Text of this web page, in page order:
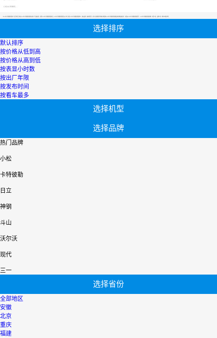
【2018年2月挖掘机销量】专区为您汇总有关2018年2月挖掘机销量有关的二手设备信息，提供2018年2月挖掘机销量转让,2018年2月挖掘机销量买卖,市场,包括2018年2月挖掘机销量报价，热卖品牌，热卖地区等；还可以直接看到为您精心挑选的2018年2月挖掘机销量相关的机械设备信息，包括其2018年2月挖掘机销量型号、2018年2月挖掘机销量参数、机型介绍、品牌介绍、新机价格信息等；
选择排序
默认排序
按价格从低到高
按价格从高到低
按表显小时数
按出厂年限
按发布时间
按看车最多
选择机型
选择品牌
热门品牌
小松
卡特彼勒
日立
神钢
斗山
沃尔沃
现代
三一
选择省份
全部地区
安徽
北京
重庆
福建